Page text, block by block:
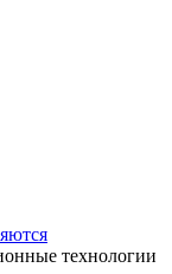
технологии